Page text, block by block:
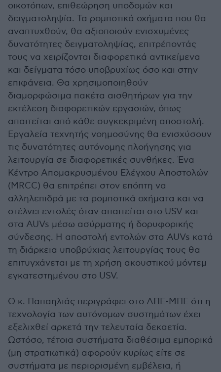
οικοτόπων, επιθεώρηση υποδομών και
δειγματοληψία. Τα ρομποτικά οχήματα που θα
αναπτυχθούν, θα αξιοποιούν ενισχυμένες
δυνατότητες δειγματοληψίας, επιτρέποντάς
τους να χειρίζονται διαφορετικά αντικείμενα
και δείγματα τόσο υποβρυχίως όσο και στην
επιφάνεια. Θα χρησιμοποιηθούν
διαμορφώσιμα πακέτα αισθητήρων για την
εκτέλεση διαφορετικών εργασιών, όπως
απαιτείται από κάθε συγκεκριμένη αποστολή.
Εργαλεία τεχνητής νοημοσύνης θα ενισχύσουν
τις δυνατότητες αυτόνομης πλοήγησης για
λειτουργία σε διαφορετικές συνθήκες. Ένα
Κέντρο Απομακρυσμένου Ελέγχου Αποστολών
(MRCC) θα επιτρέπει στον επόπτη να
αλληλεπιδρά με τα ρομποτικά οχήματα και να
στέλνει εντολές όταν απαιτείται στο USV και
στα AUVs μέσω ασύρματης ή δορυφορικής
σύνδεσης. Η αποστολή εντολών στα AUVs κατά
τη διάρκεια υποβρύχιας λειτουργίας τους θα
επιτυγχάνεται με τη χρήση ακουστικού μόντεμ
εγκατεστημένου στο USV.
Ο κ. Παπαηλιάς περιγράφει στο ΑΠΕ-ΜΠΕ ότι η
τεχνολογία των αυτόνομων συστημάτων έχει
εξελιχθεί αρκετά την τελευταία δεκαετία.
Ωστόσο, τέτοια συστήματα διαθέσιμα εμπορικά
(μη στρατιωτικά) αφορούν κυρίως είτε σε
συστήματα με περιορισμένη εμβέλεια, ή